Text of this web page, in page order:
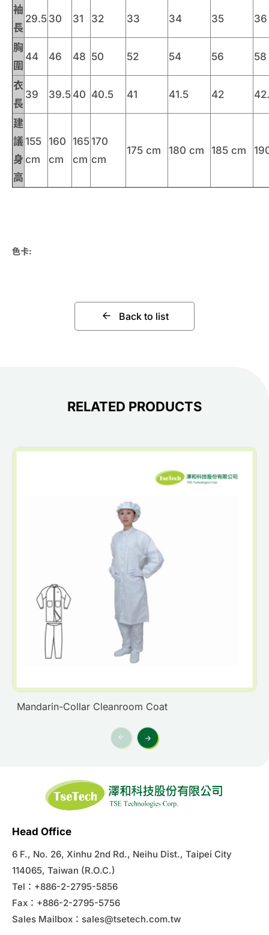
袖
長
29.5 30 31 32 33 34 35 36
胸
圍
44 46 48 50 52 54 56 58
衣
長
39 39.5 40 40.5 41 41.5 42
建
議
身
高
155
cm
160
cm
165
cm
170
cm
175 cm 180 cm 185 cm
色卡:
Back to list
RELATED PRODUCTS
Mandarin-Collar Cleanroom Coat
Head Office
6 F., No. 26, Xinhu 2nd Rd., Neihu Dist., Taipei City
114065, Taiwan (R.O.C.)
Tel：+886-2-2795-5856
Fax：+886-2-2795-5756
Sales Mailbox： sales@tsetech.com.tw